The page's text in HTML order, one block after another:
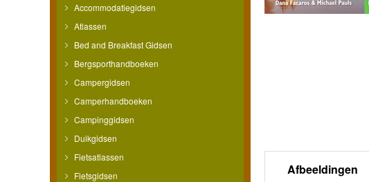
Accommodatiegidsen
Atlassen
Bed and Breakfast Gidsen
Bergsporthandboeken
Campergidsen
Camperhandboeken
Campinggidsen
Duikgidsen
Fietsatlassen
Fietsgidsen
Afbeeldingen